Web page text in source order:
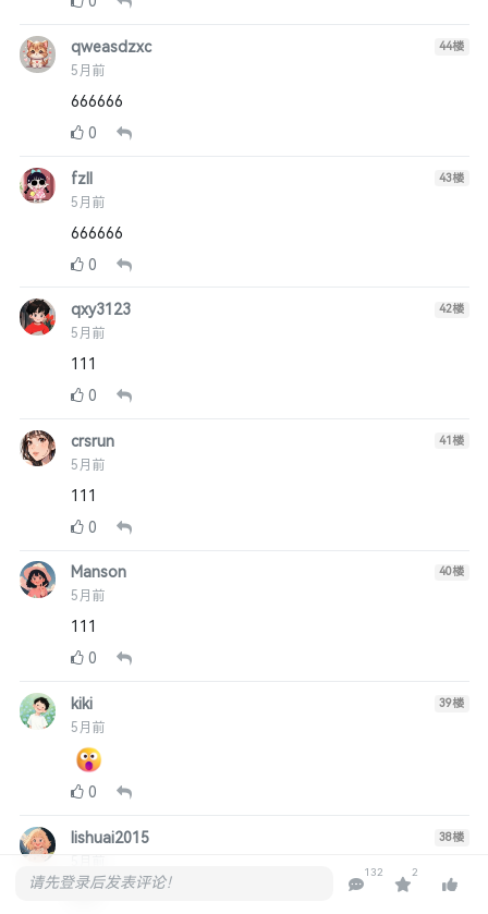
请先登录后发表评论！
132 2
qweasdzxc
5月前
44楼
666666
0
fzll
5月前
43楼
666666
0
qxy3123
5月前
42楼
111
0
crsrun
5月前
41楼
111
0
Manson
5月前
40楼
111
0
kiki
5月前
39楼
0
lishuai2015 38楼
666